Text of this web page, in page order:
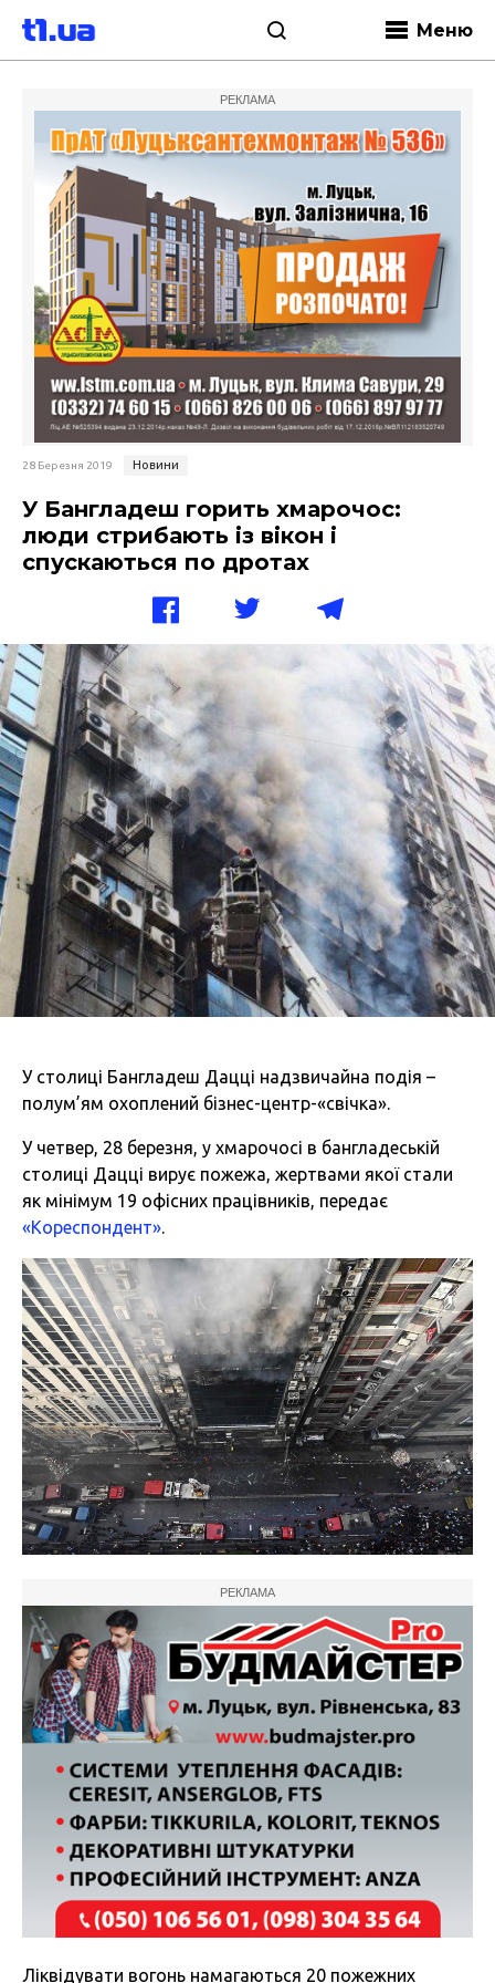
Меню
РЕКЛАМА
28 Березня 2019 Новини
У Бангладеш горить хмарочос:
люди стрибають із вікон і
спускаються по дротах
У столиці Бангладеш Дацці надзвичайна подія –
полум’ям охоплений бізнес-центр-«свічка».
У четвер, 28 березня, у хмарочосі в бангладеській
столиці Дацці вирує пожежа, жертвами якої стали
як мінімум 19 офісних працівників, передає
«Кореспондент».
РЕКЛАМА
Ліквідувати вогонь намагаються 20 пожежних